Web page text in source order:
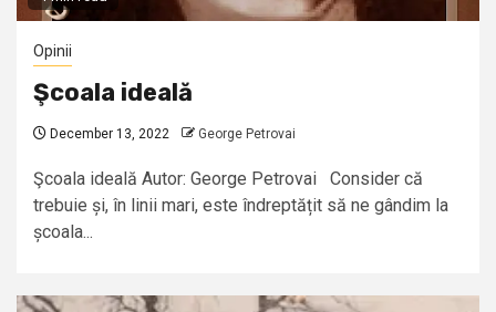
Opinii
Şcoala ideală
December 13, 2022 George Petrovai
Şcoala ideală Autor: George Petrovai Consider că
trebuie și, în linii mari, este îndreptățit să ne gândim la
școala...